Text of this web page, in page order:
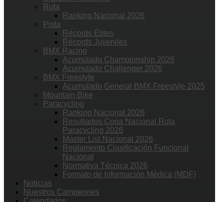
Ruta
Ranking Nacional 2026
Pista
Récords Élites
Récords Juveniles
BMX Racing
Acumulado Championship 2026
Acumulado Challenger 2026
BMX Freestyle
Acumulado General BMX Freestyle 2025
Mountain Bike
Paracycling
Ranking Nacional 2026
Resultados Copa Nacional Ruta
Paracycling 2026
Master List Nacional 2026
Reglamento Clasificación Funcional
Nacional
Normativa Técnica 2026
Formato de Información Médica (MDF)
Noticias
Nuestros Campeones